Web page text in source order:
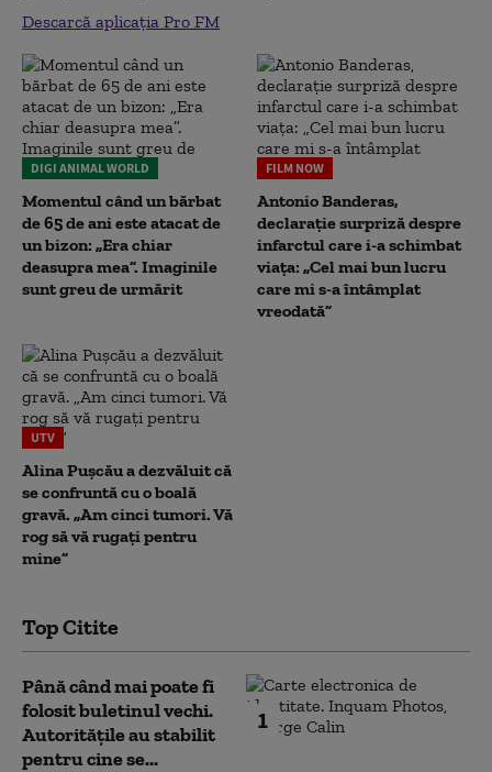
Descarcă aplicația Pro FM
DIGI ANIMAL WORLD
Momentul când un bărbat
de 65 de ani este atacat de
un bizon: „Era chiar
deasupra mea”. Imaginile
sunt greu de urmărit
FILM NOW
Antonio Banderas,
declarație surpriză despre
infarctul care i-a schimbat
viața: „Cel mai bun lucru
care mi s-a întâmplat
vreodată”
UTV
Alina Pușcău a dezvăluit că
se confruntă cu o boală
gravă. „Am cinci tumori. Vă
rog să vă rugați pentru
mine”
Top Citite
1
Până când mai poate fi
folosit buletinul vechi.
Autoritățile au stabilit
pentru cine se...